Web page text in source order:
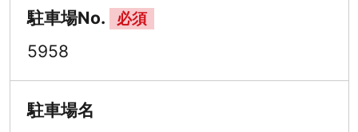
駐車場No. 必須
5958
駐車場名